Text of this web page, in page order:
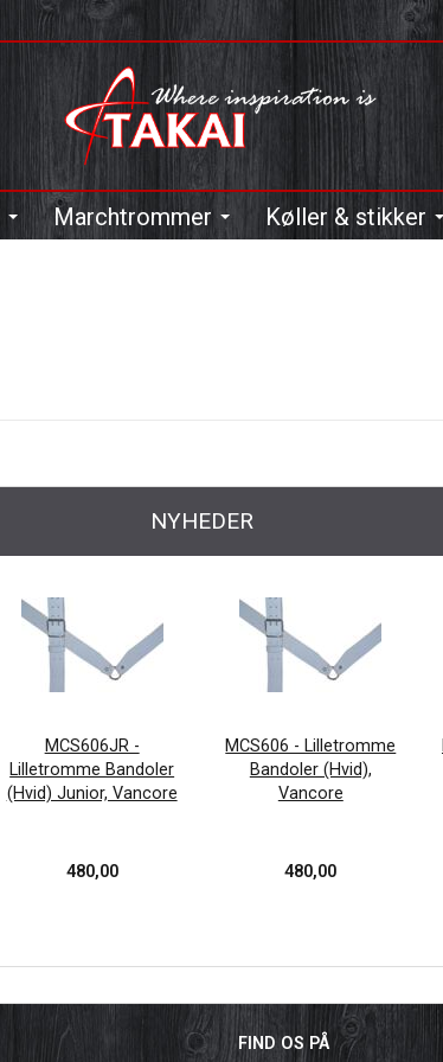
Marchtrommer Køller & stikker
NYHEDER
MCS606JR -
Lilletromme Bandoler
(Hvid) Junior, Vancore
480,00
MCS606 - Lilletromme
Bandoler (Hvid),
Vancore
480,00
FIND OS PÅ